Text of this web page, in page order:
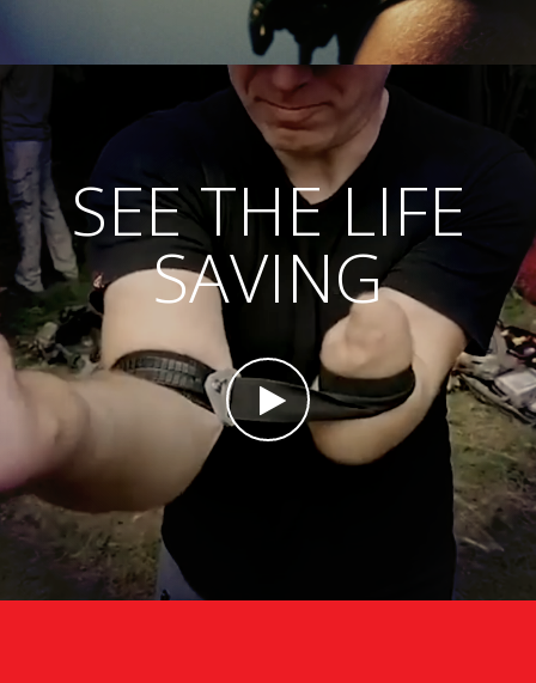
SEE THE LIFE
SAVING